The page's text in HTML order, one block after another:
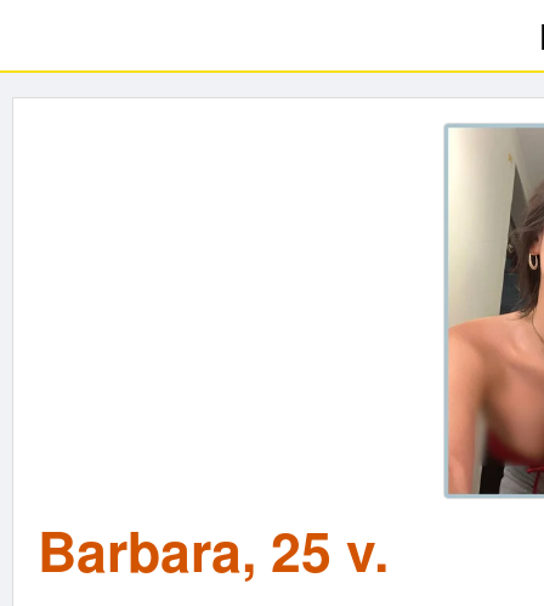
Barbara, 25 v.